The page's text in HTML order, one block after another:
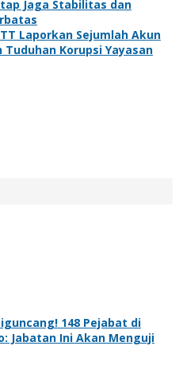
Jaga Stabilitas dan
Laporkan Sejumlah Akun
Korupsi Yayasan
148 Pejabat di
Jabatan Ini Akan Menguji